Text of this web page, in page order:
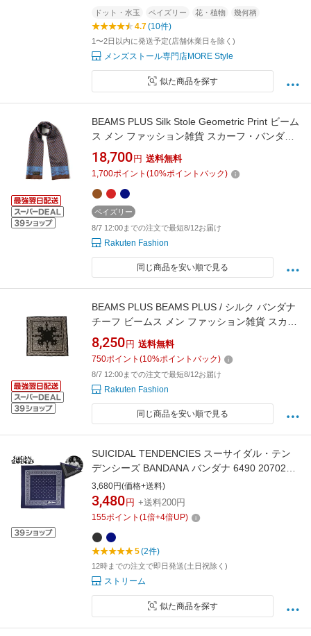
ドット・水玉 ペイズリー 花・植物 幾何柄
4.7(10件)
1〜2日以内に発送予定(店舗休業日を除く)
メンズストール専門店MORE Style
似た商品を探す
BEAMS PLUS Silk Stole Geometric Print ビーム
ス メン ファッション雑貨 スカーフ・バンダナ
レッド ブラウン ネイビー【送料無料】
18,700 円 送料無料
1,700ポイント (10%ポイントバック)
ペイズリー
8/7 12:00までの注文で最短8/12お届け
Rakuten Fashion
同じ商品を安い順で見る
BEAMS PLUS BEAMS PLUS / シルク バンダナ
チーフ ビームス メン ファッション雑貨 スカー
フ・バンダナ ネイビー ブラック【送料無料】
8,250 円 送料無料
750ポイント (10%ポイントバック)
8/7 12:00までの注文で最短8/12お届け
Rakuten Fashion
同じ商品を安い順で見る
SUICIDAL TENDENCIES スーサイダル・テン
デンシーズ BANDANA バンダナ 6490 20702
20803 21622 23002【メール便対応】
3,680円(価格+送料)
3,480 円 +送料200円
155ポイント (1倍+4倍UP)
5(2件)
12時までの注文で即日発送(土日祝除く)
ストリーム
似た商品を探す